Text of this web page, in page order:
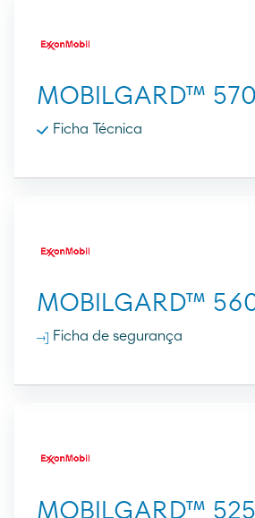
MOBILGARD™ 570
Ficha Técnica
MOBILGARD™
Ficha de segurança
MOBILGARD™ 525